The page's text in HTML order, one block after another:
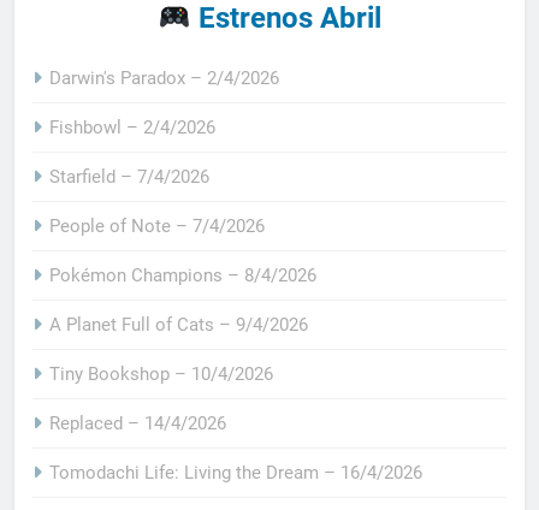
Estrenos Abril
Darwin's Paradox – 2/4/2026
Fishbowl – 2/4/2026
Starfield – 7/4/2026
People of Note – 7/4/2026
Pokémon Champions – 8/4/2026
A Planet Full of Cats – 9/4/2026
Tiny Bookshop – 10/4/2026
Replaced – 14/4/2026
Tomodachi Life: Living the Dream – 16/4/2026